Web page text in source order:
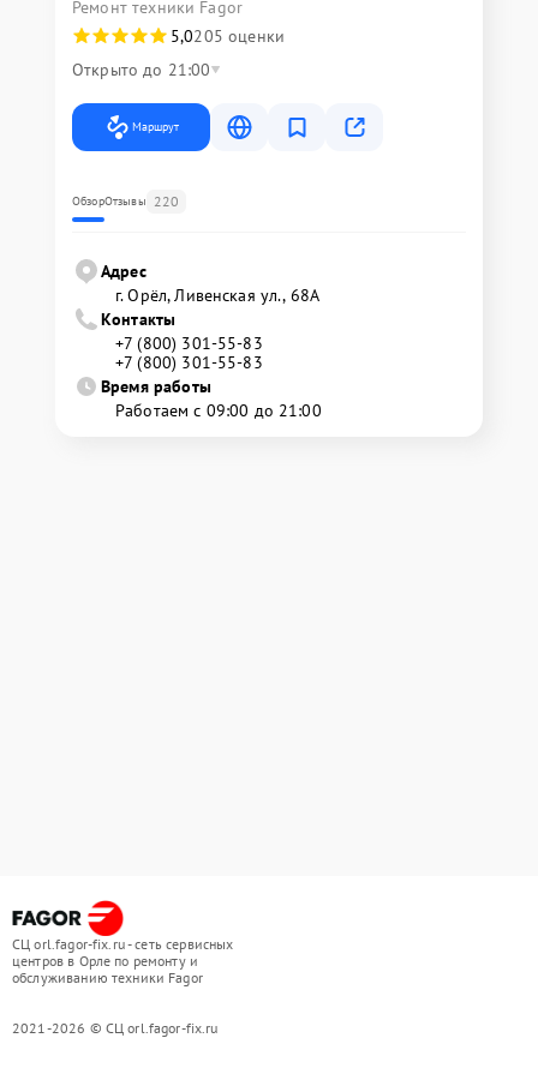
Ремонт техники Fagor
5,0205 оценки
Открыто до 21:00
Маршрут
ОбзорОтзывы 220
Адрес
г. Орёл, Ливенская ул., 68А
Контакты
+7 (800) 301-55-83
+7 (800) 301-55-83
Время работы
Работаем с 09:00 до 21:00
СЦ orl.fagor-fix.ru - сеть сервисных
центров в Орле по ремонту и
обслуживанию техники Fagor
2021-2026 © СЦ orl.fagor-fix.ru